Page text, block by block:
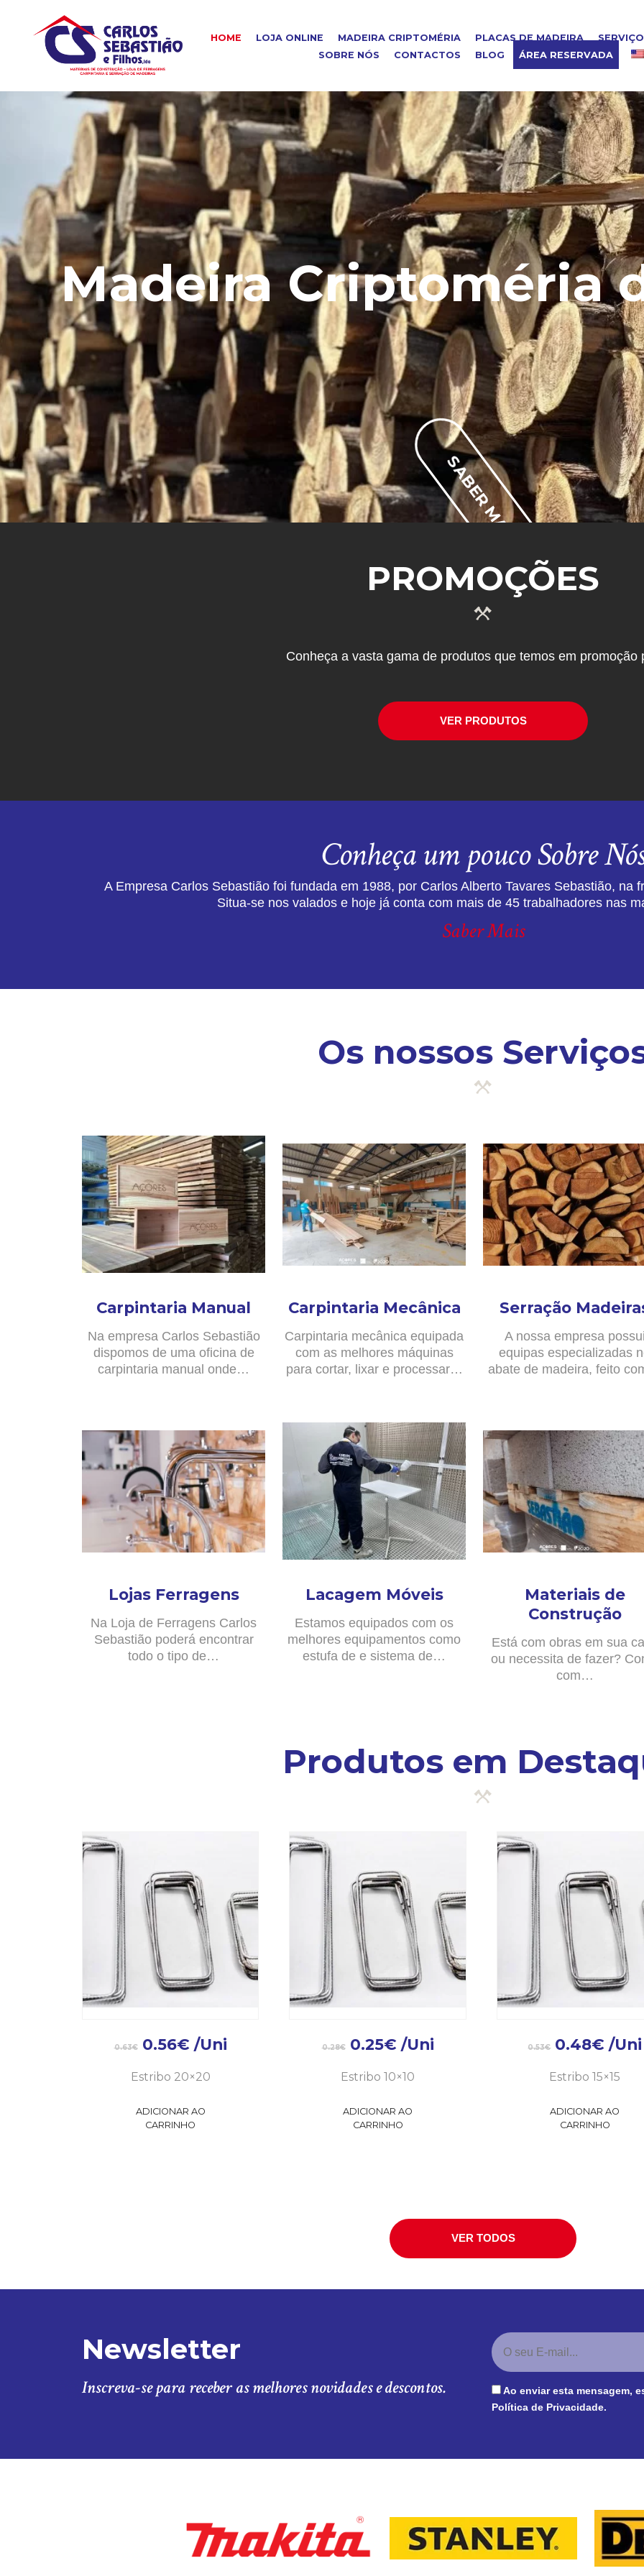
HOME LOJA ONLINE MADEIRA CRIPTOMÉRIA PLACAS DE MADEIRA
SOBRE NÓS
CONTACTOS BLOG ÁREA RESERVADA
Madeira Criptoméria
SABER MAIS
PROMOÇÕES
Conheça a vasta gama de produtos que temos em promoção
VER PRODUTOS
Conheça um pouco Sobre
A Empresa Carlos Sebastião foi fundada em 1988, por Carlos Alberto Tavares Sebastião, na
Situa-se nos valados e hoje já conta com mais de 45 trabalhadores nas
Saber Mais
Os nossos
Carpintaria Manual
Na empresa Carlos Sebastião
dispomos de uma oficina de
carpintaria manual onde…
Carpintaria Mecânica
Carpintaria mecânica equipada
com as melhores máquinas
para cortar, lixar e processar…
Serração
A nossa empresa
equipas especializadas
abate de madeira, feito
Lojas Ferragens
Na Loja de Ferragens Carlos
Sebastião poderá encontrar
todo o tipo de…
Lacagem Móveis
Estamos equipados com os
melhores equipamentos como
estufa de e sistema de…
Materiais de
Construção
Está com obras em sua
ou necessita de fazer?
com…
Produtos em
0.63€ 0.56€ /Uni
Estribo 20×20
ADICIONAR AO
CARRINHO
0.28€ 0.25€ /Uni
Estribo 10×10
ADICIONAR AO
CARRINHO
0.53€ 0.48€ /Uni
Estribo 15×15
ADICIONAR AO
CARRINHO
VER TODOS
Newsletter
Inscreva-se para receber as melhores novidades e descontos.
Ao enviar esta mensagem,
Política de Privacidade.